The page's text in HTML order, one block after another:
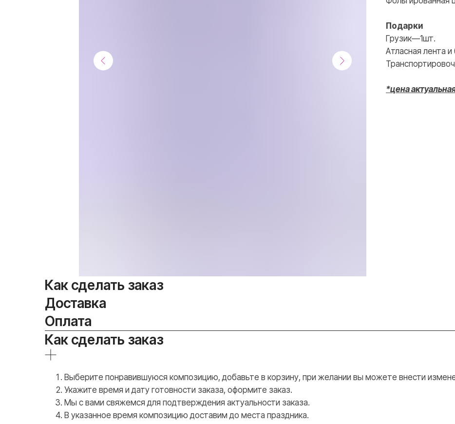
INSTAGRAM
Подарки
Грузик—1шт.
Атласная лента и
*цена
Как сделать заказ
Доставка
Оплата
Как сделать заказ
Выберите понравившуюся композицию, добавьте в корзину, при желании вы можете внести
Укажите время и дату готовности заказа, оформите заказ.
Мы с вами свяжемся для подтверждения актуальности заказа.
В указанное время композицию доставим до места праздника.